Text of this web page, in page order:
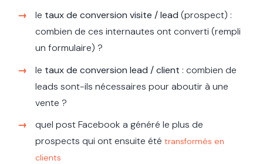
le taux de conversion visite / lead (prospect) :
combien de ces internautes ont converti (rempli
un formulaire) ?
le taux de conversion lead / client : combien de
leads sont-ils nécessaires pour aboutir à une
vente ?
quel post Facebook a généré le plus de
prospects qui ont ensuite été transformés en
clients